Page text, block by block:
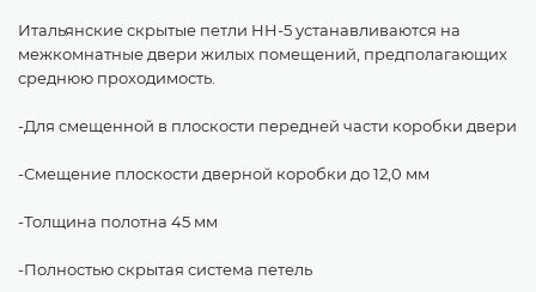
Итальянские скрытые петли HH-5 устанавливаются на
межкомнатные двери жилых помещений, предполагающих
среднюю проходимость.
-Для смещенной в плоскости передней части коробки двери
-Смещение плоскости дверной коробки до 12,0 мм
-Толщина полотна 45 мм
-Полностью скрытая система петель